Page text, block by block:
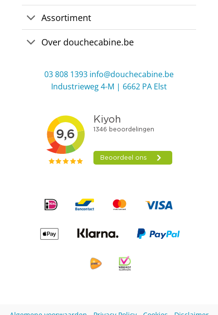
Assortiment
Over douchecabine.be
03 808 1393 info@douchecabine.be
Industrieweg 4-M | 6662 PA Elst